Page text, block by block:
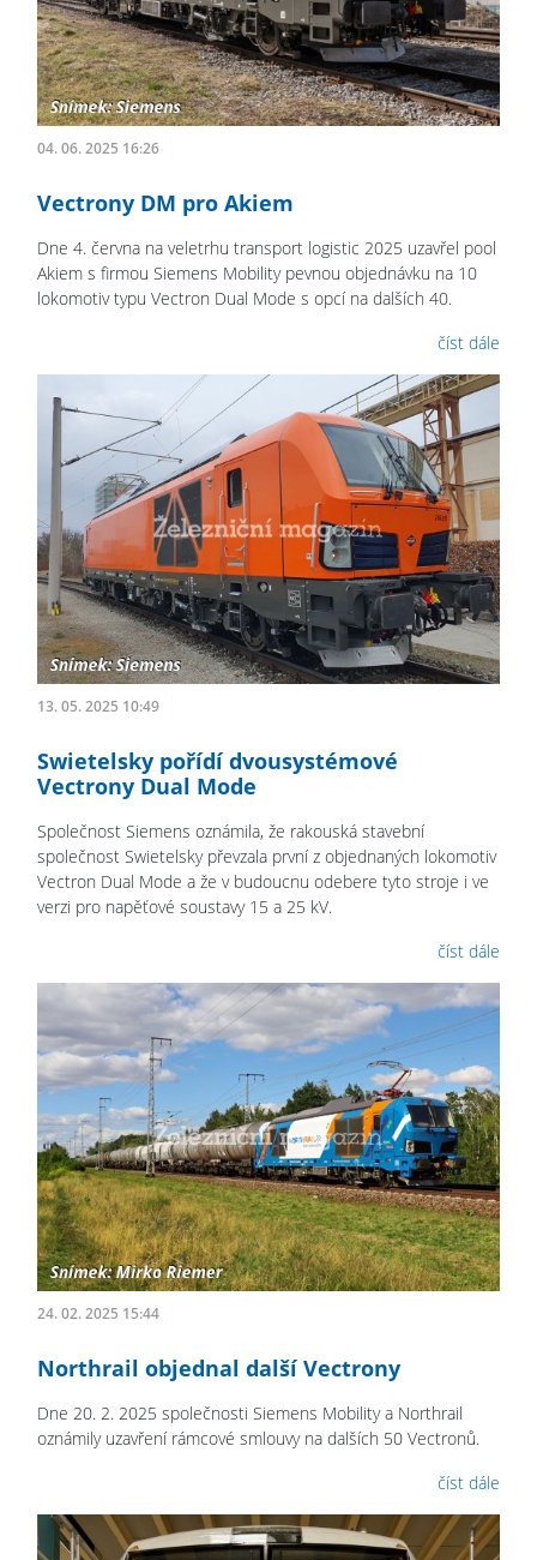
04. 06. 2025 16:26
Vectrony DM pro Akiem
Dne 4. června na veletrhu transport logistic 2025 uzavřel pool
Akiem s firmou Siemens Mobility pevnou objednávku na 10
lokomotiv typu Vectron Dual Mode s opcí na dalších 40.
číst dále
13. 05. 2025 10:49
Swietelsky pořídí dvousystémové
Vectrony Dual Mode
Společnost Siemens oznámila, že rakouská stavební
společnost Swietelsky převzala první z objednaných lokomotiv
Vectron Dual Mode a že v budoucnu odebere tyto stroje i ve
verzi pro napěťové soustavy 15 a 25 kV.
číst dále
24. 02. 2025 15:44
Northrail objednal další Vectrony
Dne 20. 2. 2025 společnosti Siemens Mobility a Northrail
oznámily uzavření rámcové smlouvy na dalších 50 Vectronů.
číst dále